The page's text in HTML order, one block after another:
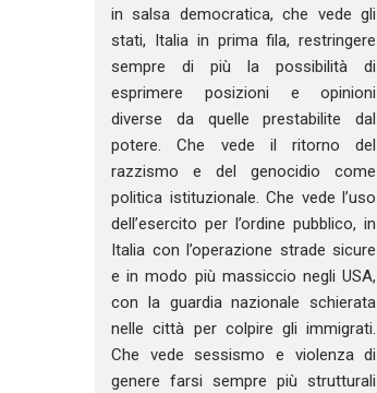
in salsa democratica, che vede gli
stati, Italia in prima fila, restringere
sempre di più la possibilità di
esprimere posizioni e opinioni
diverse da quelle prestabilite dal
potere. Che vede il ritorno del
razzismo e del genocidio come
politica istituzionale. Che vede l’uso
dell’esercito per l’ordine pubblico, in
Italia con l’operazione strade sicure
e in modo più massiccio negli USA,
con la guardia nazionale schierata
nelle città per colpire gli immigrati.
Che vede sessismo e violenza di
genere farsi sempre più strutturali